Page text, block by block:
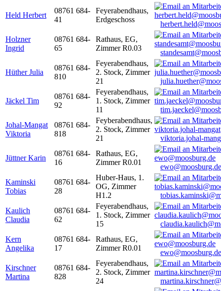
Held Herbert
08761 684-
41
Feyerabendhaus,
Erdgeschoss
Holzner
Ingrid
08761 684-
65
Rathaus, EG,
Zimmer R0.03
Hüther Julia
08761 684-
810
Feyerabendhaus,
2. Stock, Zimmer
21
Jäckel Tim
08761 684-
92
Feyerabendhaus,
1. Stock, Zimmer
11
Johal-Mangat
Viktoria
08761 684-
818
Feyberabendhaus,
2. Stock, Zimmer
21
viktoria.johal-
Jüttner Karin
08761 684-
16
Rathaus, EG,
Zimmer R0.01
ewo@moosburg.de
Kaminski
Tobias
08761 684-
28
Huber-Haus, 1.
OG, Zimmer
H1.2
Kaulich
Claudia
08761 684-
62
Feyerabendhaus,
1. Stock, Zimmer
15
Kern
Angelika
08761 684-
17
Rathaus, EG,
Zimmer R0.01
ewo@moosburg.de
Kirschner
Martina
08761 684-
828
Feyerabendhaus,
2. Stock, Zimmer
24